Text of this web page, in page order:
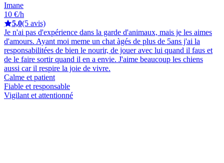
Imane
10 €/h
5,0(5 avis)
Je n'ai pas d'expérience dans la garde d'animaux, mais je les aimes
d'amours. Ayant moi meme un chat àgés de plus de 5ans j'ai la
responsabilitées de bien le nourir, de jouer avec lui quand il faus et
de le faire sortir quand il en a envie. J'aime beaucoup les chiens
aussi car il respire la joie de vivre.
Calme et patient
Fiable et responsable
Vigilant et attentionné